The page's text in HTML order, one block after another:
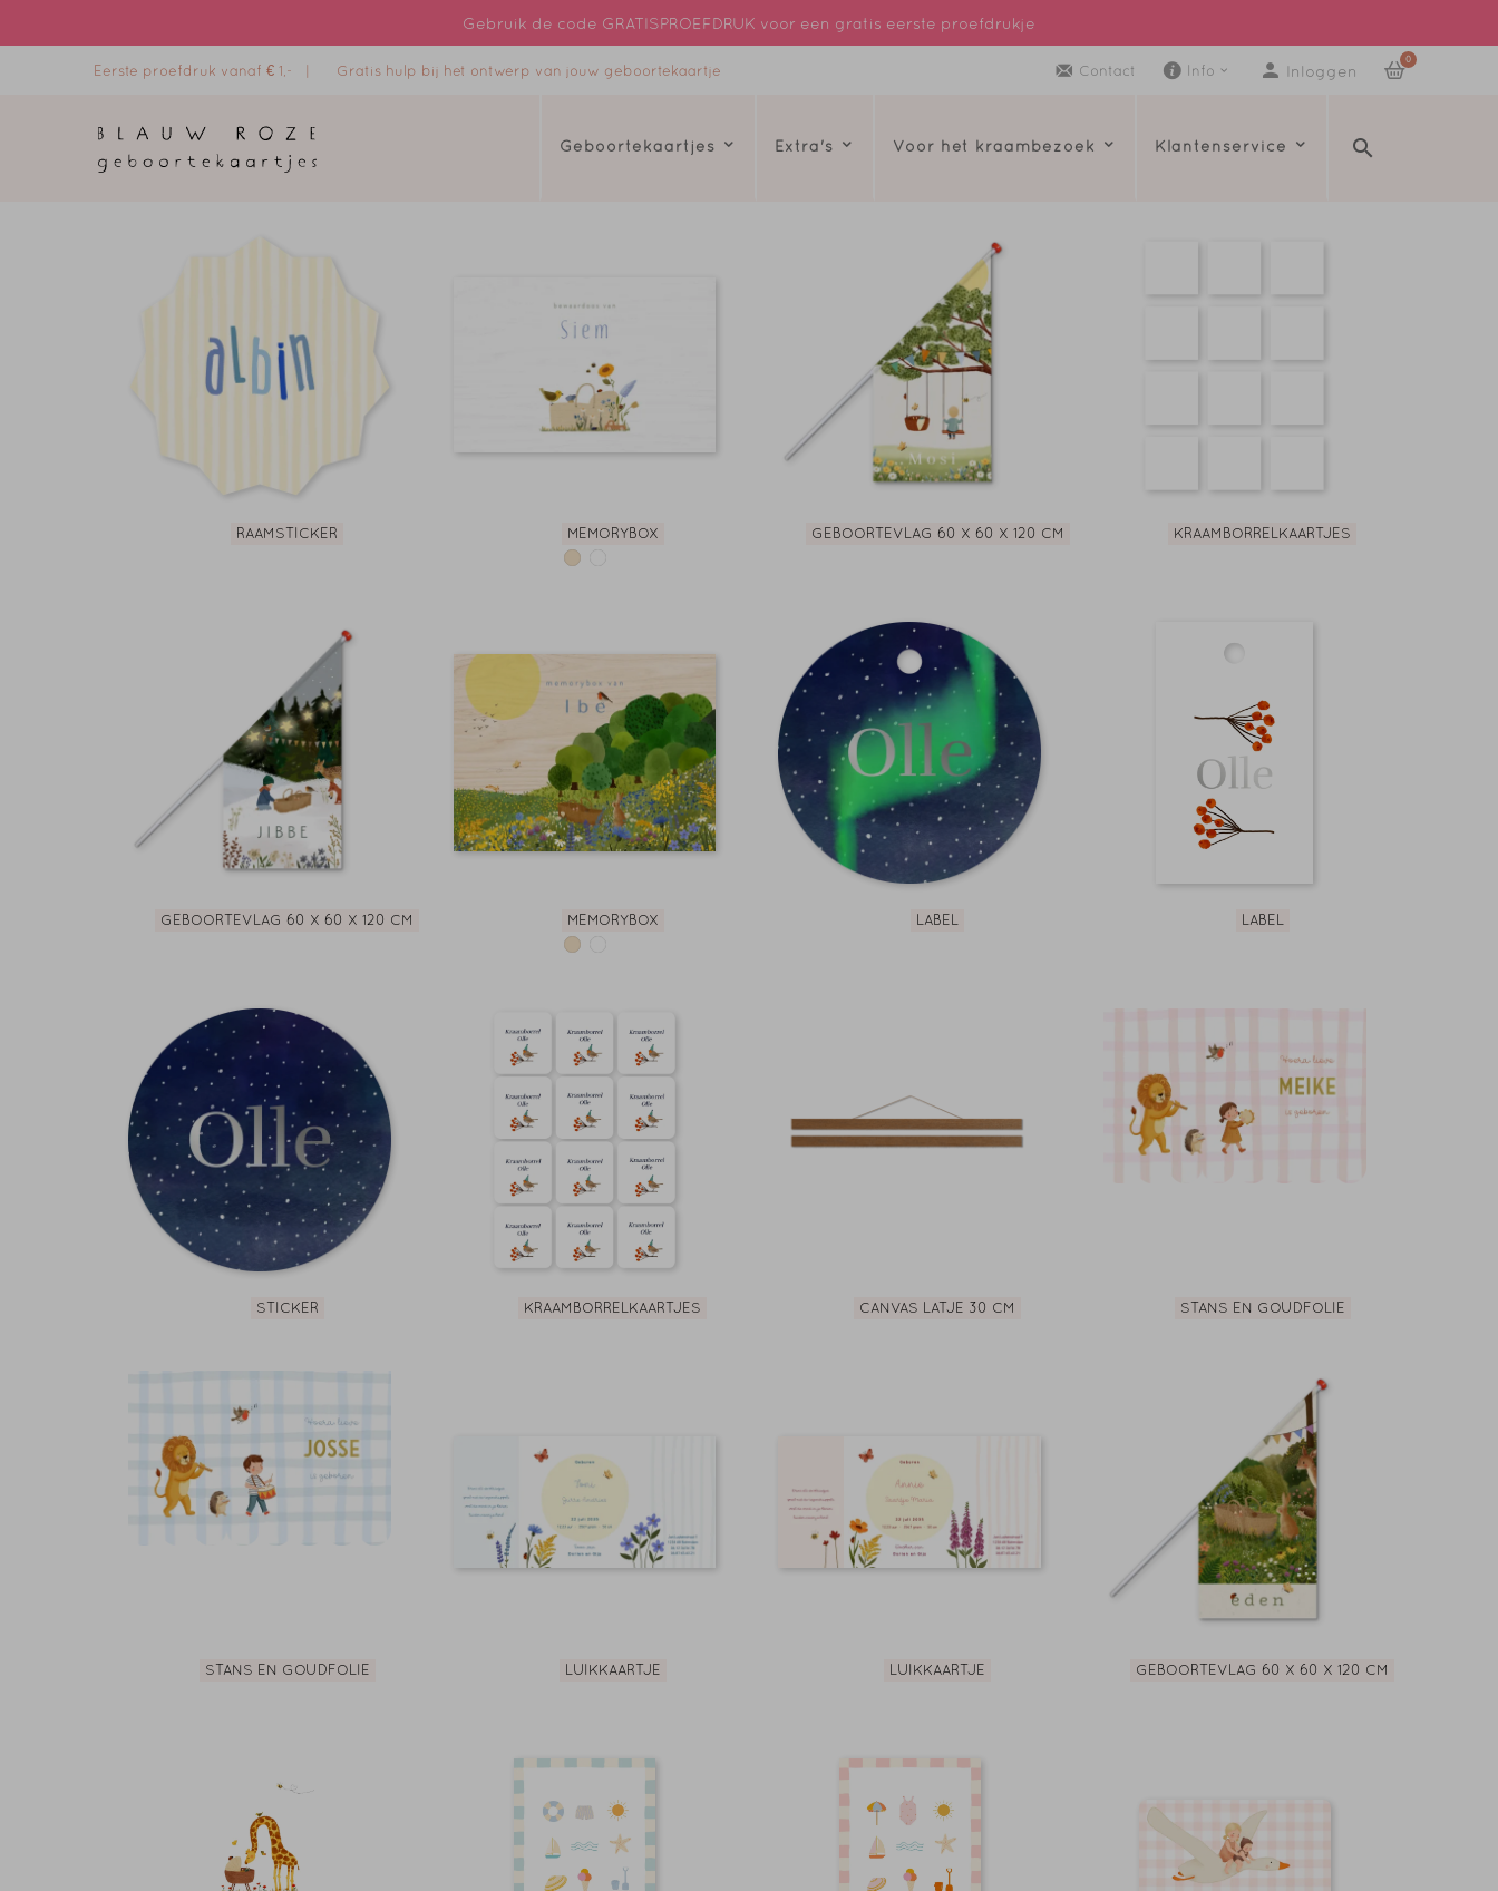
Gebruik de code GRATISPROEFDRUK voor een gratis eerste proefdrukje
Eerste proefdruk vanaf € 1,- | Gratis hulp bij het ontwerp van jouw geboortekaartje Contact Info Inloggen
0
Geboortekaartjes Extra's Voor het kraambezoek Klantenservice
RAAMSTICKER MEMORYBOX GEBOORTEVLAG 60 X 60 X 120 CM KRAAMBORRELKAARTJES
GEBOORTEVLAG 60 X 60 X 120 CM MEMORYBOX LABEL LABEL
STICKER KRAAMBORRELKAARTJES CANVAS LATJE 30 CM STANS EN GOUDFOLIE
STANS EN GOUDFOLIE LUIKKAARTJE LUIKKAARTJE GEBOORTEVLAG 60 X 60 X 120 CM